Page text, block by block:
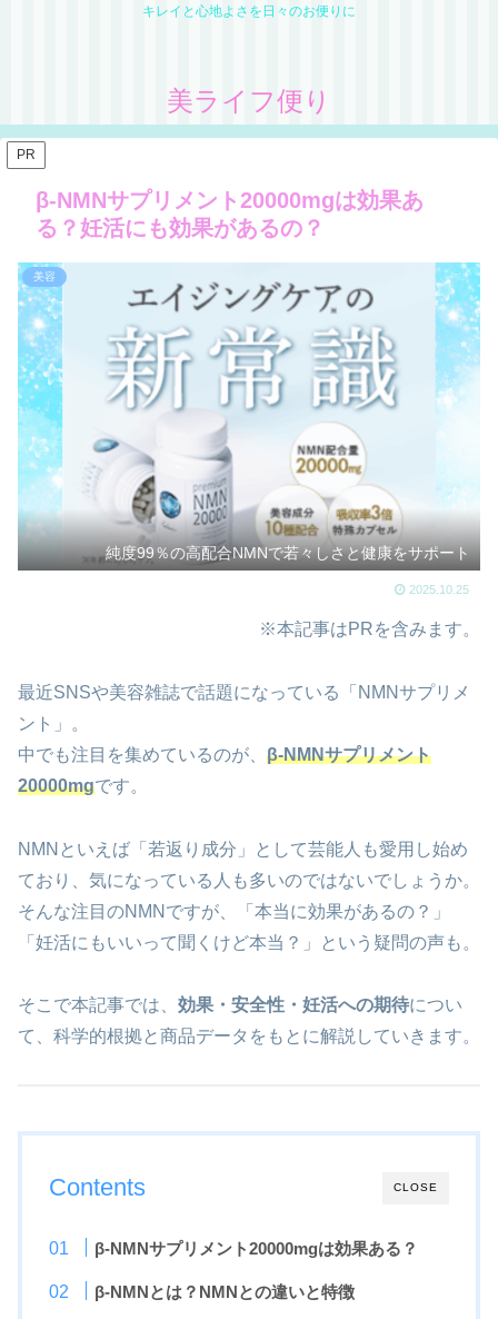
キレイと心地よさを日々のお便りに
美ライフ便り
PR
β-NMNサプリメント20000mgは効果あ
る？妊活にも効果があるの？
美容
純度99％の高配合NMNで若々しさと健康をサポート
2025.10.25
※本記事はPRを含みます。
最近SNSや美容雑誌で話題になっている「NMNサプリメ
ント」。
中でも注目を集めているのが、 β-NMNサプリメント
20000mgです。
NMNといえば「若返り成分」として芸能人も愛用し始め
ており、気になっている人も多いのではないでしょうか。
そんな注目のNMNですが、「本当に効果があるの？」
「妊活にもいいって聞くけど本当？」という疑問の声も。
そこで本記事では、 効果・安全性・妊活への期待につい
て、科学的根拠と商品データをもとに解説していきます。
CLOSE
Contents
β-NMNサプリメント20000mgは効果ある？
β-NMNとは？NMNとの違いと特徴